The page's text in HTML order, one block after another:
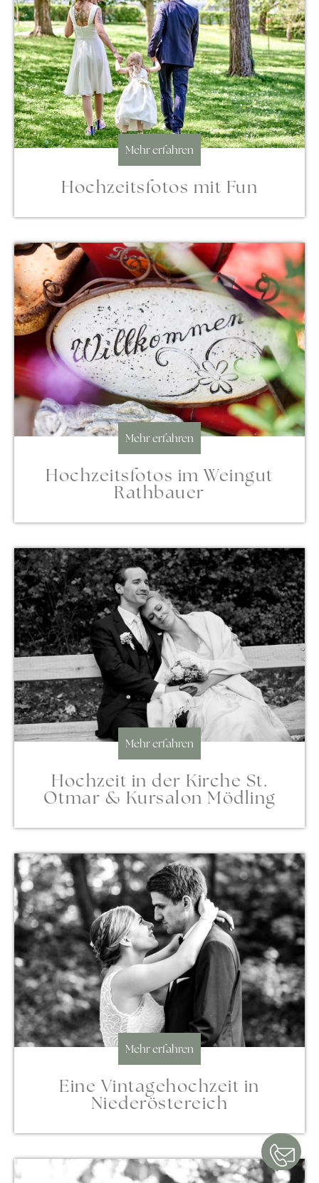
Mehr erfahren
Hochzeitsfotos mit Fun
Mehr erfahren
Hochzeitsfotos im Weingut
Rathbauer
Mehr erfahren
Hochzeit in der Kirche St.
Otmar & Kursalon Mödling
Mehr erfahren
Eine Vintagehochzeit in
Niederöstereich